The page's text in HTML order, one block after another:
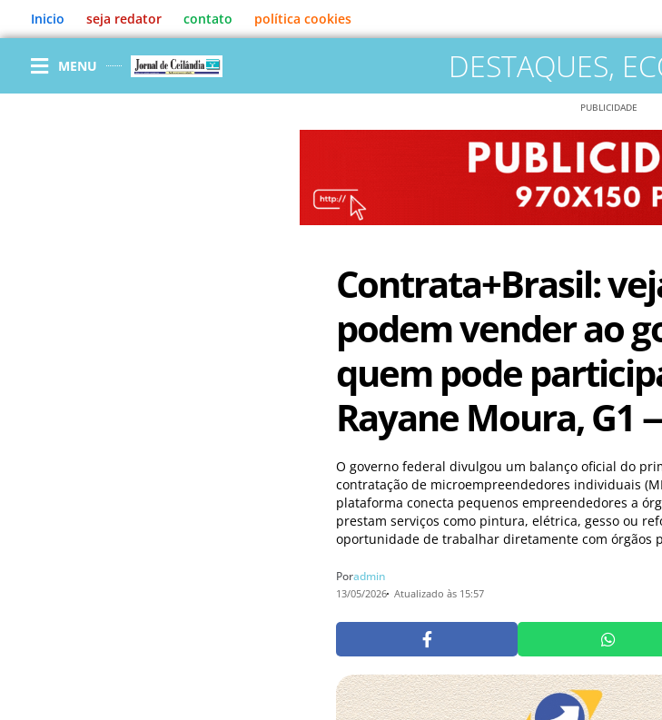
o
conteúdo
Inicio seja redator contato política cookies
MENU DESTAQUES,
PUBLICIDADE
Contrata+Brasil:
podem vender ao
quem pode
Rayane Moura, G1
O governo federal divulgou um balanço oficial do
contratação de microempreendedores individuais
plataforma conecta pequenos empreendedores a
prestam serviços como pintura, elétrica, gesso ou
oportunidade de trabalhar diretamente com órgãos
Poradmin
13/05/2026 Atualizado às 15:57